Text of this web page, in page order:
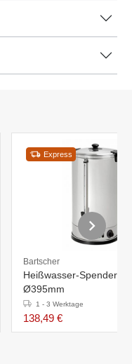
Express
Bartscher
Heißwasser-Spender -
Ø395mm
1 - 3 Werktage
138,49 €